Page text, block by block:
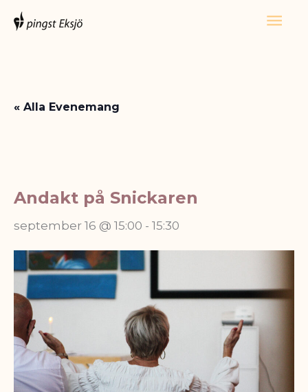
Hoppa
« Alla Evenemang
Andakt på Snickaren
september 16 @ 15:00 - 15:30